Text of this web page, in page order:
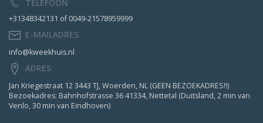
TELEFOON
+31348342131 of 0049-21578959999
E-MAILADRES
info@kweekhuis.nl
ADRES
Jan Kriegestraat 12 3443 TJ, Woerden, NL (GEEN BEZOEKADRES!!)
Bezoekadres: Bahnhofstrasse 36 41334, Nettetal (Duitsland, 2 min van
Venlo, 30 min van Eindhoven)